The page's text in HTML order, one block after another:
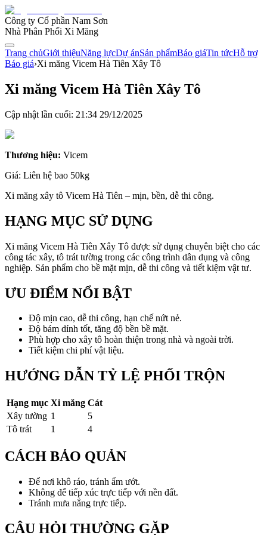
Công ty Cổ phần Nam Sơn
Nhà Phân Phối Xi Măng
Trang chủGiới thiệuNăng lựcDự ánSản phẩmBáo giáTin tứcHỗ trợ
Báo giá›Xi măng Vicem Hà Tiên Xây Tô
Xi măng Vicem Hà Tiên Xây Tô
Cập nhật lần cuối: 21:34 29/12/2025
Thương hiệu: Vicem
Giá: Liên hệ bao 50kg
Xi măng xây tô Vicem Hà Tiên – mịn, bền, dễ thi công.
HẠNG MỤC SỬ DỤNG
Xi măng Vicem Hà Tiên Xây Tô được sử dụng chuyên biệt cho các
công tác xây, tô trát tường trong các công trình dân dụng và công
nghiệp. Sản phẩm cho bề mặt mịn, dễ thi công và tiết kiệm vật tư.
ƯU ĐIỂM NỔI BẬT
Độ mịn cao, dễ thi công, hạn chế nứt nẻ.
Độ bám dính tốt, tăng độ bền bề mặt.
Phù hợp cho xây tô hoàn thiện trong nhà và ngoài trời.
Tiết kiệm chi phí vật liệu.
HƯỚNG DẪN TỶ LỆ PHỐI TRỘN
Hạng mục Xi măng Cát
Xây tường 1
5
Tô trát
1 4
CÁCH BẢO QUẢN
Để nơi khô ráo, tránh ẩm ướt.
Không để tiếp xúc trực tiếp với nền đất.
Tránh mưa nắng trực tiếp.
CÂU HỎI THƯỜNG GẶP